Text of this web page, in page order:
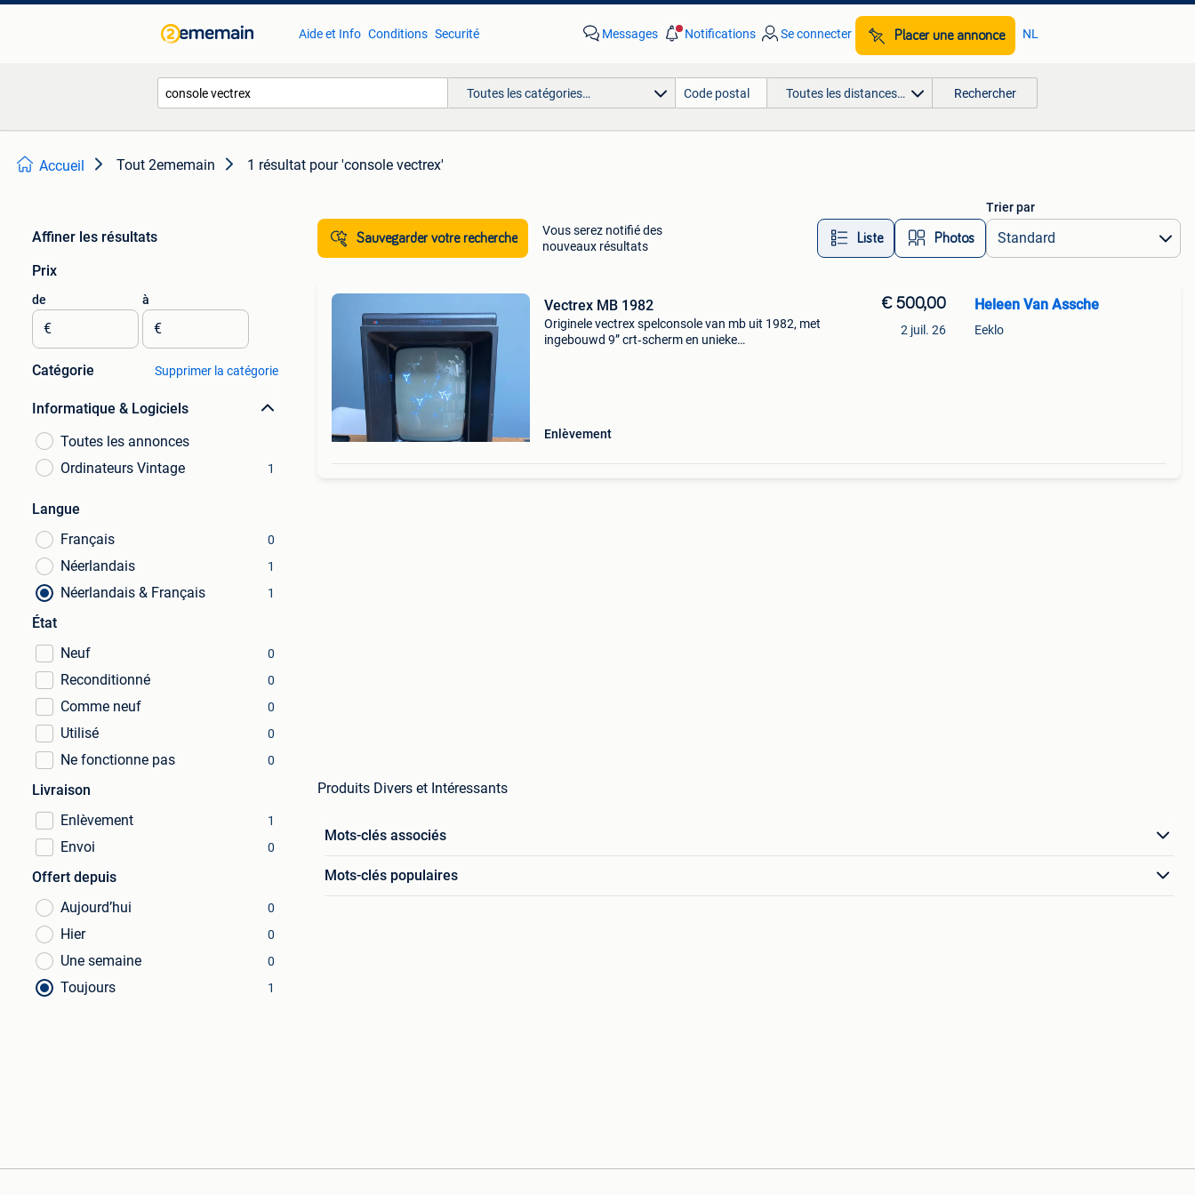
Aide et Info Conditions Securité Messages Notifications Se connecter Placer une annonce NL
Toutes les catégories… Toutes les distances… Rechercher
Accueil Tout 2ememain 1 résultat pour 'console vectrex'
Affiner les résultats
Prix
de
€
à
€
Catégorie Supprimer la catégorie
Informatique & Logiciels
Toutes les annonces
Ordinateurs Vintage
1
Langue
Français
0
Néerlandais 1
Néerlandais & Français 1
État
Neuf
0
Reconditionné 0
Comme neuf 0
Utilisé 0
Ne fonctionne pas 0
Livraison
Enlèvement
1
Envoi 0
Offert depuis
Aujourd’hui
0
Hier 0
Une semaine 0
Toujours 1
Sauvegarder votre recherche
Vous serez notifié des
nouveaux résultats
Liste Photos
Trier par
Vectrex MB 1982
Originele vectrex spelconsole van mb uit 1982, met
ingebouwd 9” crt‑scherm en unieke
Enlèvement
€ 500,00
2 juil. 26
Heleen Van Assche
Eeklo
Produits Divers et Intéressants
Mots-clés associés
Mots-clés populaires